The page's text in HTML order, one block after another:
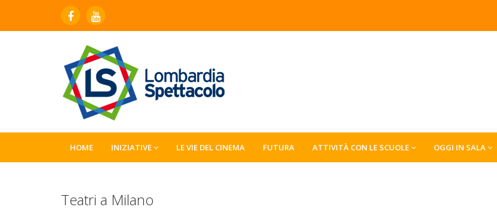
HOME INIZIATIVE LE VIE DEL CINEMA FUTURA ATTIVITÀ CON LE SCUOLE OGGI IN SALA
Teatri a Milano